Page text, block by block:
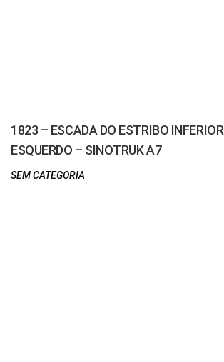
1823 – ESCADA DO ESTRIBO INFERIOR
ESQUERDO – SINOTRUK A7
SEM CATEGORIA